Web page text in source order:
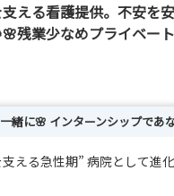
える看護提供。不安を
残業少なめプライベー
緒に🌸 インターンシップであ
える急性期” 病院として進